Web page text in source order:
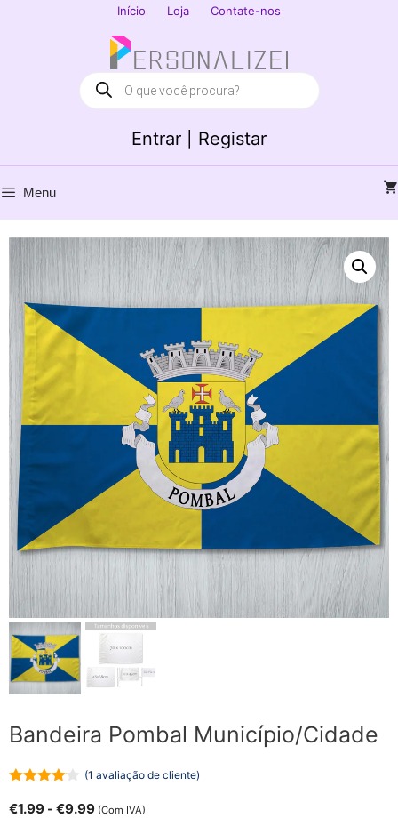
Início Loja Contate-nos
Entrar | Registar
Products
search
Menu
Bandeira Pombal Município/Cidade
5
(1 avaliação de cliente)
€1.99 - €9.99 (Com IVA)